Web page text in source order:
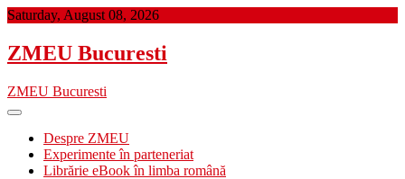
Skip
content
Saturday, August 08, 2026
ZMEU Bucuresti
ZMEU Bucuresti
Despre ZMEU
Experimente în parteneriat
Librărie eBook în limba română